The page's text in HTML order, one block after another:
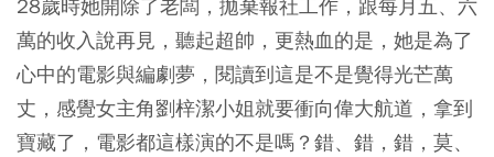
28歲時她開除了老闆，拋棄報社工作，跟每月五、六
萬的收入說再見，聽起超帥，更熱血的是，她是為了
心中的電影與編劇夢，閱讀到這是不是覺得光芒萬
丈，感覺女主角劉梓潔小姐就要衝向偉大航道，拿到
寶藏了，電影都這樣演的不是嗎？錯、錯，錯，莫、